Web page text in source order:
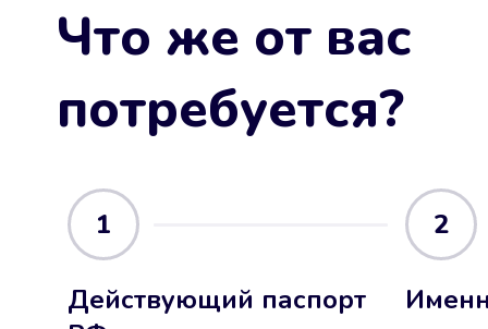
Что же от вас
потребуется?
1
Действующий паспорт
2